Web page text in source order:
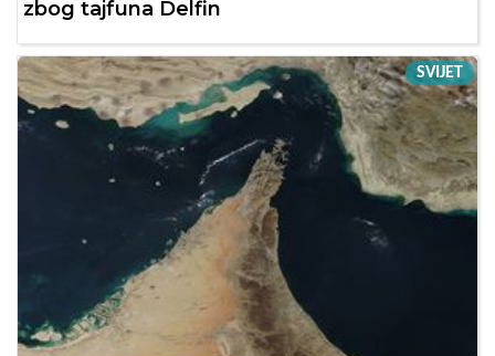
zbog tajfuna Delfin
SVIJET